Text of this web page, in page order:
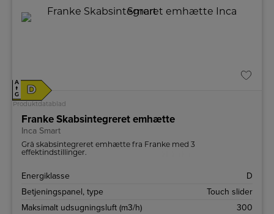
A
↑
G
D
Produktdatablad
Franke Skabsintegreret emhætte
Inca Smart
Grå skabsintegreret emhætte fra Franke med 3
effektindstillinger.
Energiklasse
D
Betjeningspanel, type
Touch slider
Maksimalt udsugningsluft (m3/h)
300